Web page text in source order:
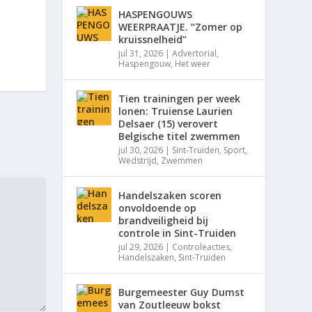
HASPENGOUWS
WEERPRAATJE. “Zomer op
kruissnelheid”
jul 31, 2026 |Advertorial,
Haspengouw, Het weer
Tien trainingen per week
lonen: Truiense Laurien
Delsaer (15) verovert
Belgische titel zwemmen
jul 30, 2026 | Sint-Truiden, Sport,
Wedstrijd, Zwemmen
Handelszaken scoren
onvoldoende op
brandveiligheid bij
controle in Sint-Truiden
jul 29, 2026 | Controleacties,
Handelszaken, Sint-Truiden
Burgemeester Guy Dumst
van Zoutleeuw bokst